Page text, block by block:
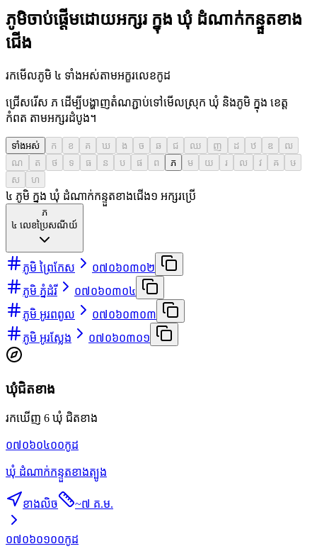
ភូមិចាប់ផ្តើមដោយអក្សរ ក្នុង ឃុំ ដំណាក់កន្ទួតខាង
ជើង
រកមើលភូមិ ៤ ទាំងអស់តាមអក្ខរលេខកូដ
ជ្រើសរើស ភ ដើម្បីបង្ហាញតំណភ្ជាប់ទៅមើលស្រុក ឃុំ និងភូមិ ក្នុង ខេត្ត
កំពត តាមអក្សរដំបូង។
ទាំងអស់ ក ខ គ ឃ ង ច ឆ ជ ឈ ញ ដ ឋ ឌ
ឍ
ណ
ត ថ ទ ធ ន ប ផ ព ភ ម យ រ ល វ ឝ
ឞ
ស
ហ
៤ ភូមិ ក្នុង ឃុំ ដំណាក់កន្ទួតខាងជើង១ អក្សរប្រើ
ភ
៤ លេខប្រៃសណីយ៍
ភូមិ ព្រៃកែស
០៧០៦០៣០២
ភូមិ ភ្នំដំរី
០៧០៦០៣០៤
ភូមិ អូរពពូល
០៧០៦០៣០៣
ភូមិ អូរស្លែង
០៧០៦០៣០១
ឃុំជិតខាង
រកឃើញ 6 ឃុំ ជិតខាង
០៧០៦០៤០០កូដ
ឃុំ ដំណាក់កន្ទួតខាងត្បូង
ខាងលិច ~៧ គ.ម.
០៧០៦០១០០កូដ